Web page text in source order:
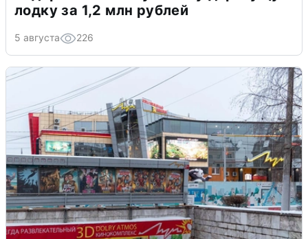
лодку за 1,2 млн рублей
5 августа 226